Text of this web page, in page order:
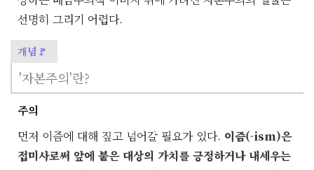
선명히 그리기 어렵다.
개념🚩
'자본주의'란?
주의
먼저 이즘에 대해 짚고 넘어갈 필요가 있다. 이즘(-ism)은
접미사로써 앞에 붙은 대상의 가치를 긍정하거나 내세우는